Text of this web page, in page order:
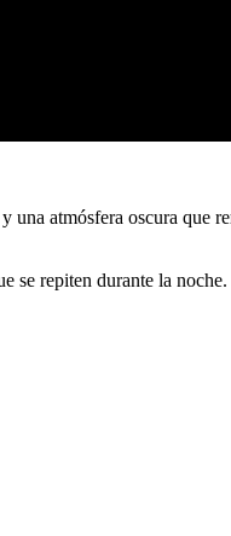
atmósfera oscura que
repiten durante la